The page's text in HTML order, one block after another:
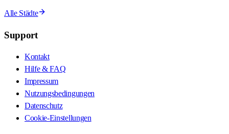
Alle Städte
Support
Kontakt
Hilfe & FAQ
Impressum
Nutzungsbedingungen
Datenschutz
Cookie-Einstellungen